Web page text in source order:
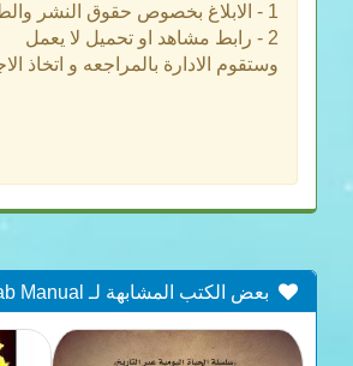
1 - الابلاغ بخصوص حقوق النشر والطباعه
2 - رابط مشاهد او تحميل لا يعمل
وستقوم الادارة بالمراجعه و اتخاذ
بعض الكتب المشابهة لـ Microbiological Applications Lab Manual